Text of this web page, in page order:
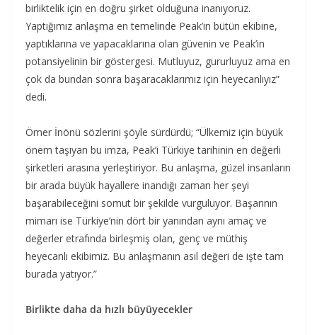
birliktelik için en doğru şirket olduğuna inanıyoruz.
Yaptığımız anlaşma en temelinde Peak’in bütün ekibine,
yaptıklarına ve yapacaklarına olan güvenin ve Peak’in
potansiyelinin bir göstergesi. Mutluyuz, gururluyuz ama en
çok da bundan sonra başaracaklarımız için heyecanlıyız”
dedi.
Ömer İnönü sözlerini şöyle sürdürdü; “Ülkemiz için büyük
önem taşıyan bu imza, Peak’i Türkiye tarihinin en değerli
şirketleri arasına yerleştiriyor. Bu anlaşma, güzel insanların
bir arada büyük hayallere inandığı zaman her şeyi
başarabileceğini somut bir şekilde vurguluyor. Başarının
mimarı ise Türkiye’nin dört bir yanından aynı amaç ve
değerler etrafında birleşmiş olan, genç ve müthiş
heyecanlı ekibimiz. Bu anlaşmanın asıl değeri de işte tam
burada yatıyor.”
Birlikte daha da hızlı büyüyecekler